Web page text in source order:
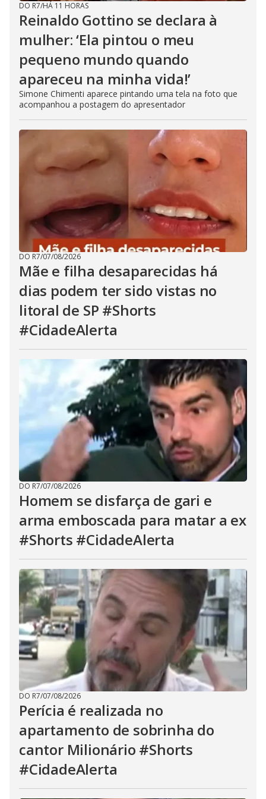
DO R7/HÁ 11 HORAS
Reinaldo Gottino se declara à
mulher: ‘Ela pintou o meu
pequeno mundo quando
apareceu na minha vida!’
Simone Chimenti aparece pintando uma tela na foto que
acompanhou a postagem do apresentador
DO R7/07/08/2026
Mãe e filha desaparecidas há
dias podem ter sido vistas no
litoral de SP #Shorts
#CidadeAlerta
DO R7/07/08/2026
Homem se disfarça de gari e
arma emboscada para matar a ex
#Shorts #CidadeAlerta
DO R7/07/08/2026
Perícia é realizada no
apartamento de sobrinha do
cantor Milionário #Shorts
#CidadeAlerta